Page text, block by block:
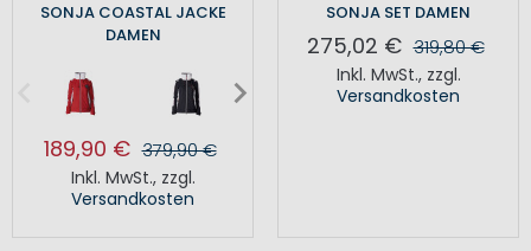
SONJA COASTAL JACKE
DAMEN
189,90 € 379,90 €
Inkl. MwSt., zzgl.
Versandkosten
SONJA SET DAMEN
275,02 € 319,80 €
Inkl. MwSt., zzgl.
Versandkosten